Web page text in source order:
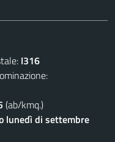
I316
(ab/kmq.)
lunedì di settembre